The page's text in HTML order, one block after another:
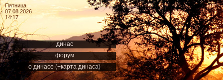
Пятница
07.08.2026
14:17
динас
форум
о динасе (+карта динаса)